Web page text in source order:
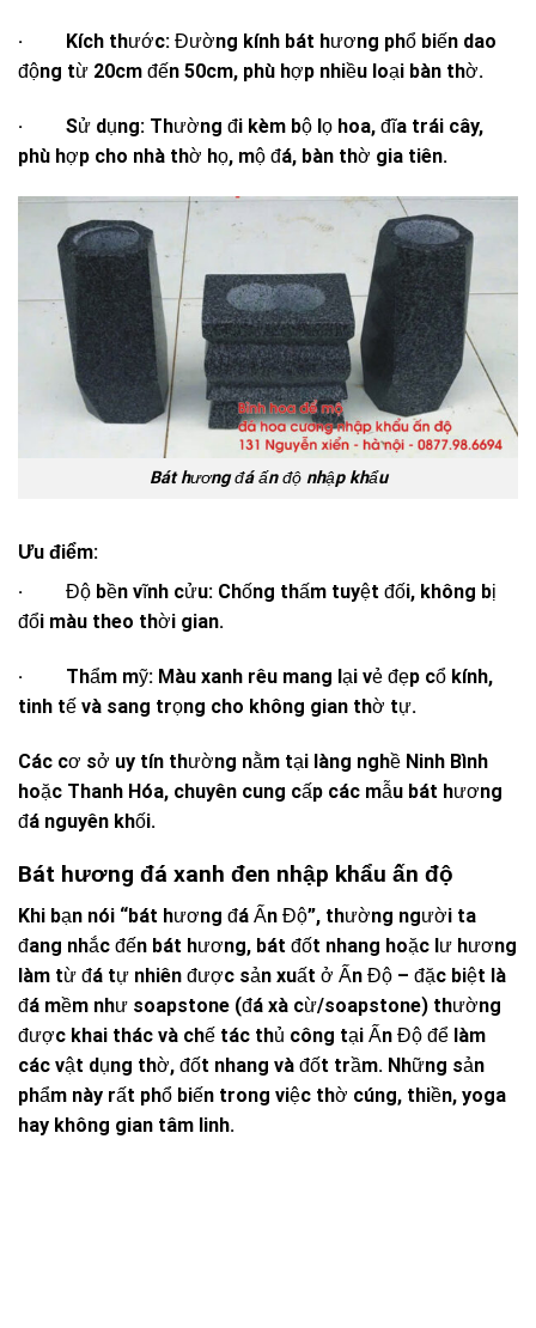
· Kích thước: Đường kính bát hương phổ biến dao
động từ 20cm đến 50cm, phù hợp nhiều loại bàn thờ.
· Sử dụng: Thường đi kèm bộ lọ hoa, đĩa trái cây,
phù hợp cho nhà thờ họ, mộ đá, bàn thờ gia tiên.
Bát hương đá ấn độ nhập khẩu
Ưu điểm:
· Độ bền vĩnh cửu: Chống thấm tuyệt đối, không bị
đổi màu theo thời gian.
· Thẩm mỹ: Màu xanh rêu mang lại vẻ đẹp cổ kính,
tinh tế và sang trọng cho không gian thờ tự.
Các cơ sở uy tín thường nằm tại làng nghề Ninh Bình
hoặc Thanh Hóa, chuyên cung cấp các mẫu bát hương
đá nguyên khối.
Bát hương đá xanh đen nhập khẩu ấn độ
Khi bạn nói “bát hương đá Ấn Độ”, thường người ta
đang nhắc đến bát hương, bát đốt nhang hoặc lư hương
làm từ đá tự nhiên được sản xuất ở Ấn Độ – đặc biệt là
đá mềm như soapstone (đá xà cừ/soapstone) thường
được khai thác và chế tác thủ công tại Ấn Độ để làm
các vật dụng thờ, đốt nhang và đốt trầm. Những sản
phẩm này rất phổ biến trong việc thờ cúng, thiền, yoga
hay không gian tâm linh.